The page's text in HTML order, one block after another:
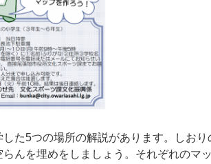
した5つの場所の解説があります。しお
んを埋めをしましょう。それぞれのマ